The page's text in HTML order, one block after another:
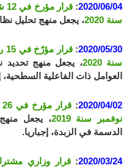
2020/06/04
:
سنة 2020
، يجعل منهج تحليل
2020/05/30
:
سنة 2020
، يجعل منهج تحديد
العوامل ذات الفاعلية السطحية،
2020/04/02
:
نوفمبر سنة 2019
، يجعل منهج
الدسمة في الزبدة، إجباريا.
2020/03/24
: